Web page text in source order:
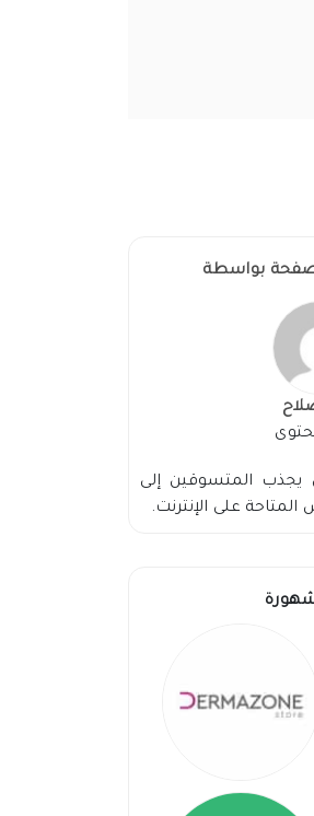
بواسطة
يجذب المتسوقين إلى
على الإنترنت.